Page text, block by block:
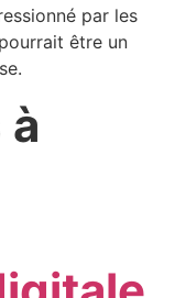
par les
être un